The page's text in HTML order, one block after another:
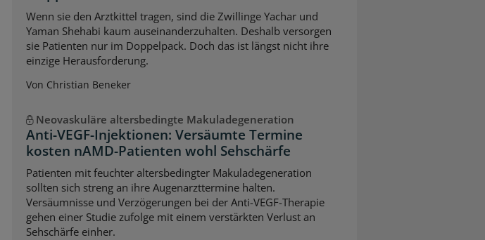
Wenn sie den Arztkittel tragen, sind die Zwillinge Yachar und
Yaman Shehabi kaum auseinanderzuhalten. Deshalb versorgen
sie Patienten nur im Doppelpack. Doch das ist längst nicht ihre
einzige Herausforderung.
Von Christian Beneker
Neovaskuläre altersbedingte Makuladegeneration
Anti-VEGF-Injektionen: Versäumte Termine
kosten nAMD-Patienten wohl Sehschärfe
Patienten mit feuchter altersbedingter Makuladegeneration
sollten sich streng an ihre Augenarzttermine halten.
Versäumnisse und Verzögerungen bei der Anti-VEGF-Therapie
gehen einer Studie zufolge mit einem verstärkten Verlust an
Sehschärfe einher.